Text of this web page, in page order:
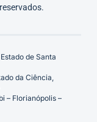
de Santa
da Ciência,
– Florianópolis –